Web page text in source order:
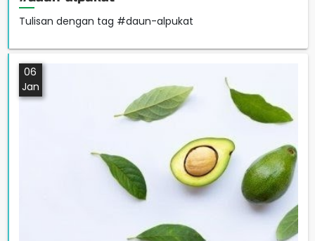
Tulisan dengan tag #daun-alpukat
06
Jan